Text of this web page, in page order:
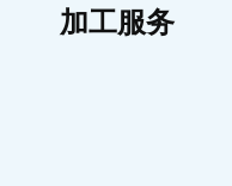
加工服务